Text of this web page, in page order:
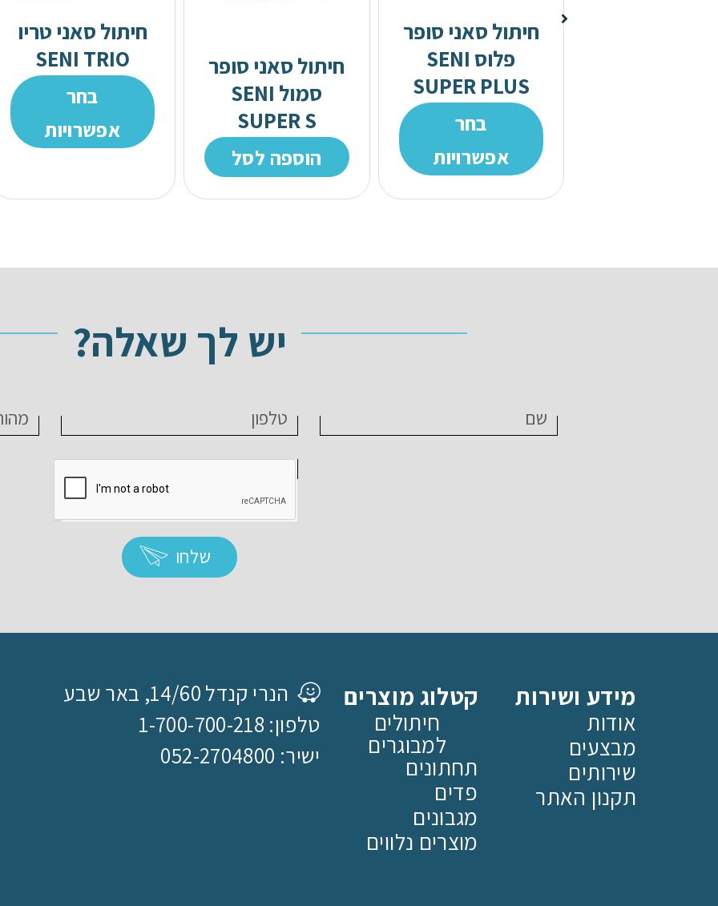
חיתול סאני סופר
פלוס SENI
SUPER PLUS
בחר
אפשרויות
חיתול סאני סופר
סמול SENI
SUPER S
הוספה לסל
חיתול סאני טריו
SENI TRIO
בחר
אפשרויות
יש לך שאלה?
שלחו
מידע ושירות
אודות
מבצעים
שירותים
תקנון האתר
קטלוג מוצרים
חיתולים
למבוגרים
תחתונים
פדים
מגבונים
מוצרים נלווים
הנרי קנדל 14/60, באר שבע
טלפון: 1-700-700-218
ישיר: 052-2704800